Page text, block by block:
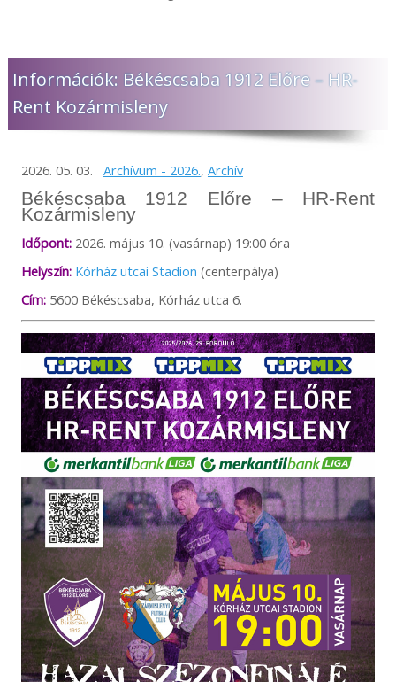
Információk: Békéscsaba 1912 Előre – HR-
Rent Kozármisleny
2026. 05. 03. Archívum - 2026., Archív
Békéscsaba 1912 Előre – HR-Rent
Kozármisleny
Időpont:2026. május 10. (vasárnap) 19:00 óra
Helyszín: Kórház utcai Stadion (centerpálya)
Cím:5600 Békéscsaba, Kórház utca 6.